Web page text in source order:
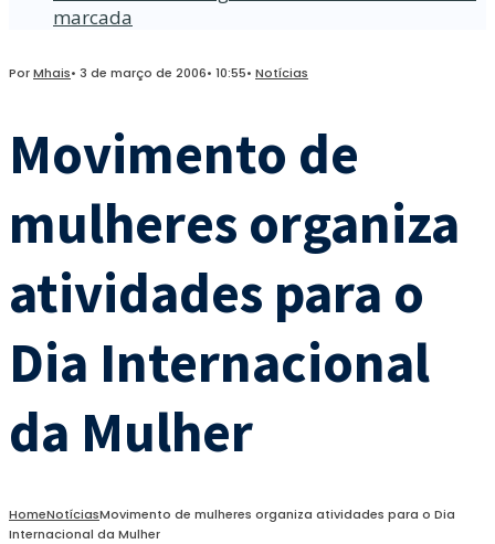
marcada
PorMhais• 3 de março de 2006• 10:55• Notícias
Movimento de
mulheres organiza
atividades para o
Dia Internacional
da Mulher
HomeNotíciasMovimento de mulheres organiza atividades para o Dia
Internacional da Mulher